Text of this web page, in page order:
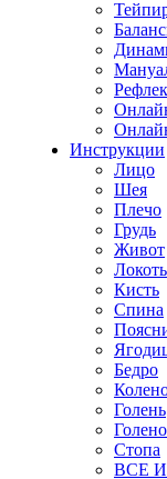
Инструкции
Лицо
Шея
Плечо
Грудь
Живот
Локоть
Кисть
Спина
Бедро
Голень
Стопа
ВСЕ